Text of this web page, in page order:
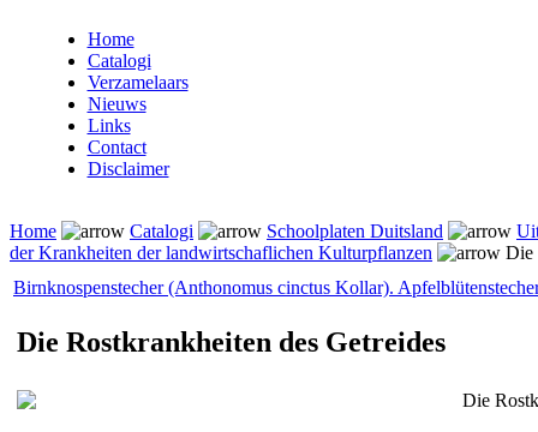
Home
Catalogi
Verzamelaars
Nieuws
Links
Contact
Disclaimer
Home Catalogi Schoolplaten Duitsland
der Krankheiten der landwirtschaflichen Kulturpflanzen
Die
Birnknospenstecher (Anthonomus cinctus Kollar).
Die Rostkrankheiten des Getreides
Die